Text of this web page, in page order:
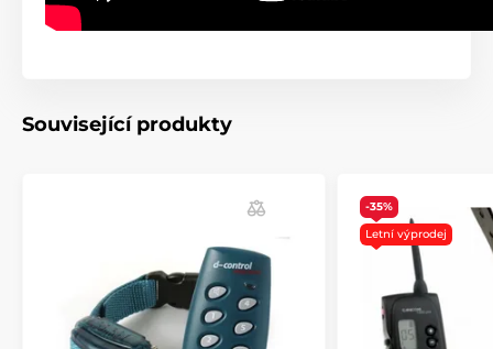
Související produkty
-35%
Letní výprodej